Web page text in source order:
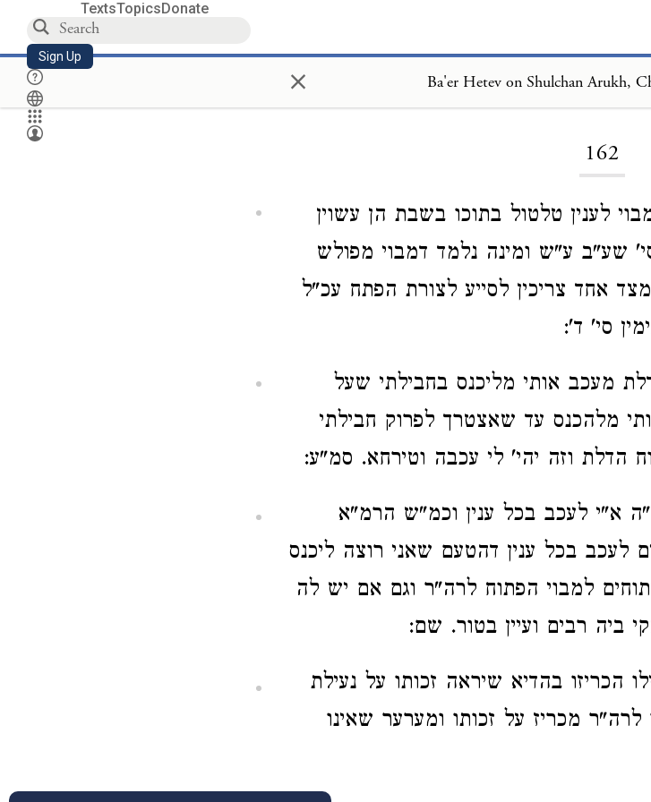
TextsTopicsDonate
Sign Up × Ba'er Hetev on Shulchan Arukh,
162
לענין טלטול בתוכו בשבת הן עשוין
שע"ב ע"ש ומינה נלמד דמבוי מפולש
אחד צריכין לסייע לצורת הפתח עכ"ל
סי' ד':
מעכב אותי מליכנס בחבילתי שעל
מלהכנס עד שאצטרך לפרוק חבילתי
הדלת וזה יהי' לי עכבה וטירחא. סמ"ע:
א"י לעכב בכל ענין וכמ"ש הרמ"א
לעכב בכל ענין דהטעם שאני רוצה ליכנס
למבוי הפתוח לרה"ר וגם אם יש לה
ביה רבים ועיין בטור. שם:
הכריזו בהדיא שיראה זכותו על נעילת
מכריז על זכותו ומערער שאינו